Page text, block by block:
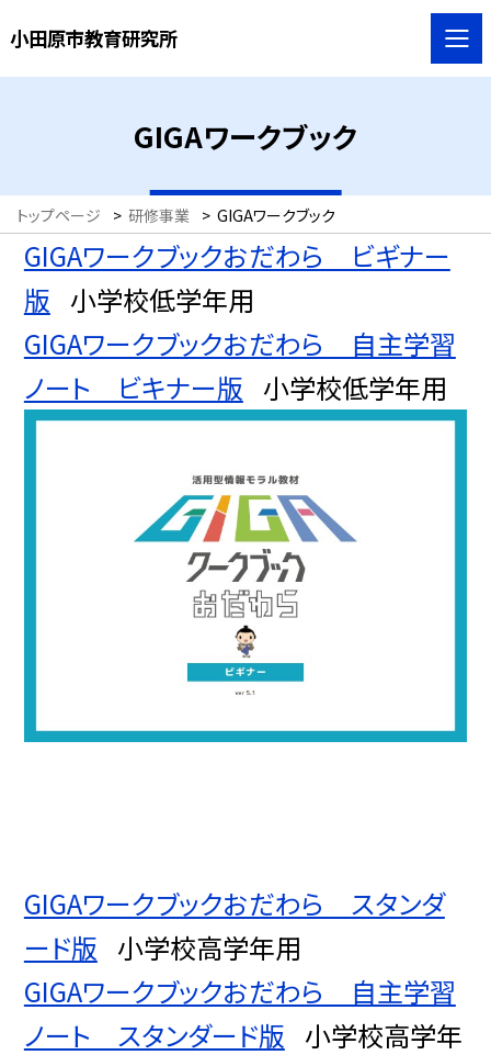
小田原市教育研究所
GIGAワークブック
トップページ > 研修事業 > GIGAワークブック
GIGAワークブックおだわら ビギナー
版 小学校低学年用
GIGAワークブックおだわら 自主学習
ノート ビキナー版 小学校低学年用
GIGAワークブックおだわら スタンダ
ード版 小学校高学年用
GIGAワークブックおだわら 自主学習
ノート スタンダード版 小学校高学年